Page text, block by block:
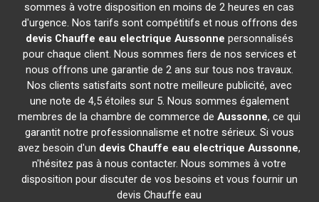
sommes à votre disposition en moins de 2 heures en cas
d'urgence. Nos tarifs sont compétitifs et nous offrons des
devis Chauffe eau electrique Aussonne personnalisés
pour chaque client. Nous sommes fiers de nos services et
nous offrons une garantie de 2 ans sur tous nos travaux.
Nos clients satisfaits sont notre meilleure publicité, avec
une note de 4,5 étoiles sur 5. Nous sommes également
membres de la chambre de commerce deAussonne, ce qui
garantit notre professionnalisme et notre sérieux. Si vous
avez besoin d'un devis Chauffe eau electrique Aussonne,
n'hésitez pas à nous contacter. Nous sommes à votre
disposition pour discuter de vos besoins et vous fournir un
devis Chauffe eau